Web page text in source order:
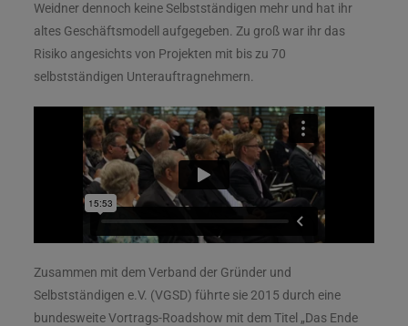
Weidner dennoch keine Selbstständigen mehr und hat ihr
altes Geschäftsmodell aufgegeben. Zu groß war ihr das
Risiko angesichts von Projekten mit bis zu 70
selbstständigen Unterauftragnehmern.
Zusammen mit dem Verband der Gründer und
Selbstständigen e.V. (VGSD) führte sie 2015 durch eine
bundesweite Vortrags-Roadshow mit dem Titel „Das Ende